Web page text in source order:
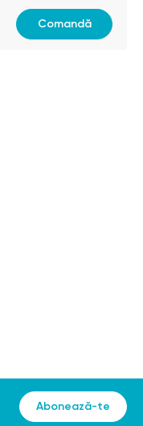
Comandă
Abonează-te